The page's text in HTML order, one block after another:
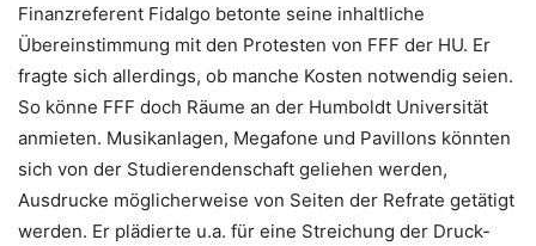
Finanzreferent Fidalgo betonte seine inhaltliche
Übereinstimmung mit den Protesten von FFF der HU. Er
fragte sich allerdings, ob manche Kosten notwendig seien.
So könne FFF doch Räume an der Humboldt Universität
anmieten. Musikanlagen, Megafone und Pavillons könnten
sich von der Studierendenschaft geliehen werden,
Ausdrucke möglicherweise von Seiten der Refrate getätigt
werden. Er plädierte u.a. für eine Streichung der Druck-